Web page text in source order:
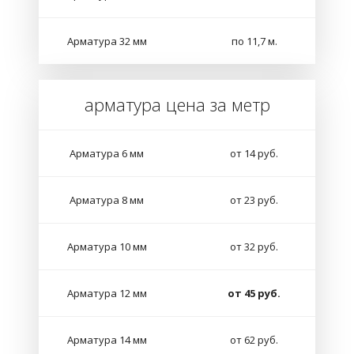
Арматура 32 мм по 11,7 м.
арматура цена за метр
Арматура 6 мм от 14 руб.
Арматура 8 мм от 23 руб.
Арматура 10 мм от 32 руб.
Арматура 12 мм от 45 руб.
Арматура 14 мм от 62 руб.